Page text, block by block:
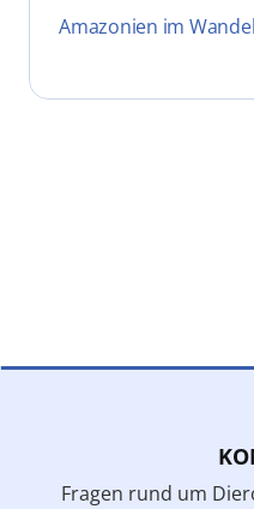
Amazonien im Wandel
Fragen rund um